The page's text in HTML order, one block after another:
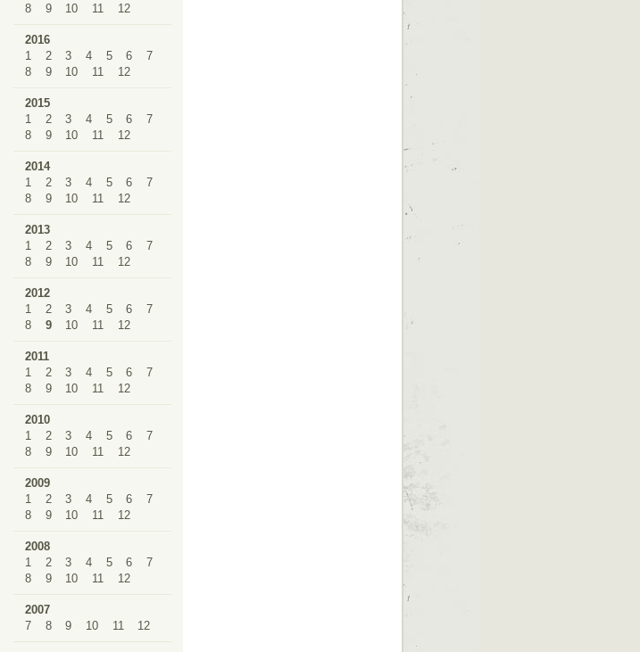
8
9 10 11 12
2016
1
2 3 4 5 6
7
8
9 10 11 12
2015
1
2 3 4 5 6
7
8
9 10 11 12
2014
1
2 3 4 5 6
7
8
9 10 11 12
2013
1
2 3 4 5 6
7
8
9 10 11 12
2012
1
2 3 4 5 6
7
8
9 10 11 12
2011
1
2 3 4 5 6
7
8
9 10 11 12
2010
1
2 3 4 5 6
7
8
9 10 11 12
2009
1
2 3 4 5 6
7
8
9 10 11 12
2008
1
2 3 4 5 6
7
8
9 10 11 12
2007
7
8 9 10 11 12